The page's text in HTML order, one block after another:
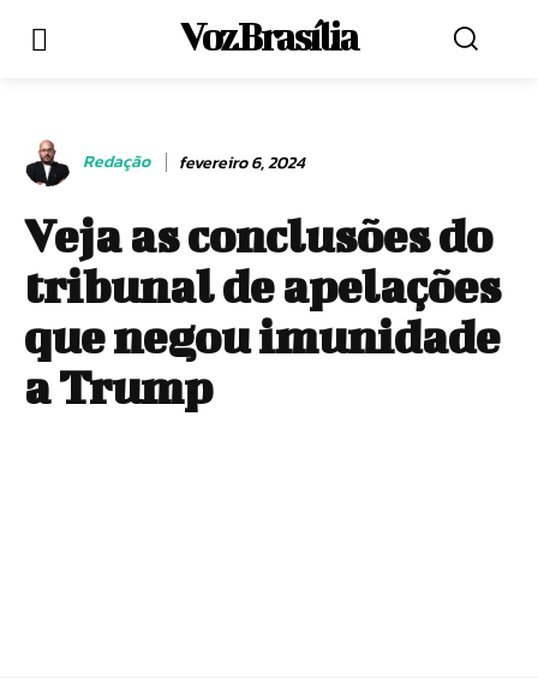
Voz Brasília
Redação fevereiro 6, 2024
Veja as conclusões do
tribunal de apelações
que negou imunidade
a Trump